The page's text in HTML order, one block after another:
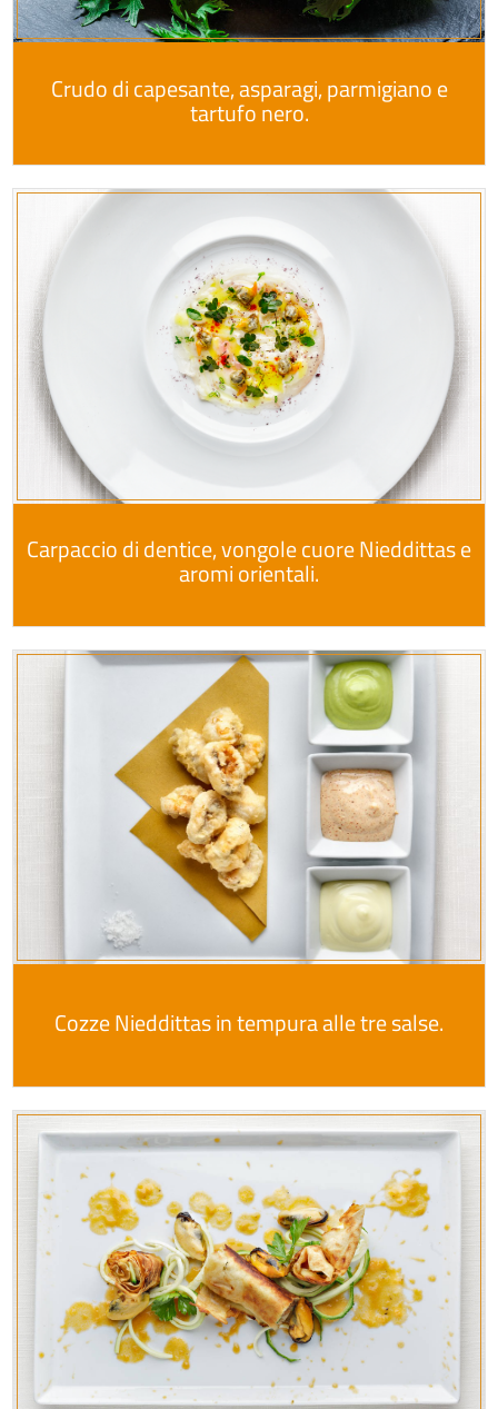
Crudo di capesante, asparagi, parmigiano e
tartufo nero.
Carpaccio di dentice, vongole cuore Nieddittas e
aromi orientali.
Cozze Nieddittas in tempura alle tre salse.